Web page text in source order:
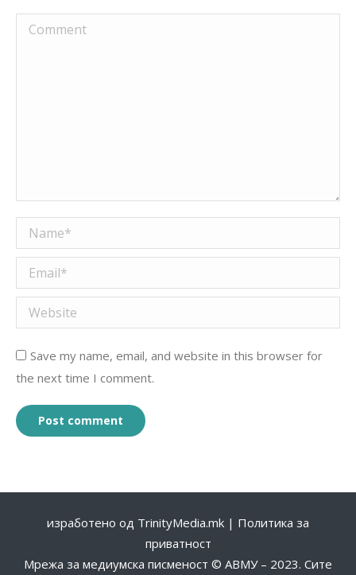
Comment
Name *
Email *
Website
Save my name, email, and website in this browser for
the next time I comment.
Post comment
изработено од TrinityMedia.mk | Политика за
приватност
Мрежа за медиумска писменост © АВМУ – 2023. Сите